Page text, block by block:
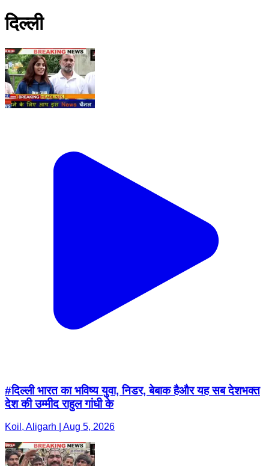
दिल्ली
#दिल्ली भारत का भविष्य युवा, निडर, बेबाक हैऔर यह सब देशभक्त
देश की उम्मीद राहुल गांधी के
Koil, Aligarh | Aug 5, 2026